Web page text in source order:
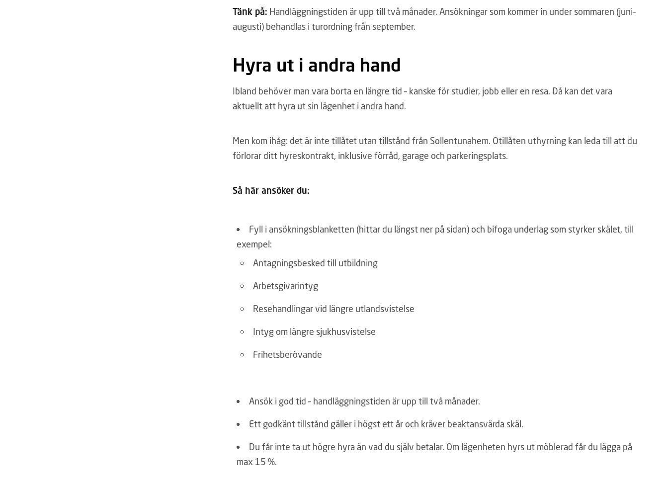
Tänk på: Handläggningstiden är upp till två månader. Ansökningar som kommer in under sommaren (juni–
augusti) behandlas i turordning från september.
Hyra ut i andra hand
Ibland behöver man vara borta en längre tid – kanske för studier, jobb eller en resa. Då kan det vara
aktuellt att hyra ut sin lägenhet i andra hand.
Men kom ihåg: det är inte tillåtet utan tillstånd från Sollentunahem. Otillåten uthyrning kan leda till att du
förlorar ditt hyreskontrakt, inklusive förråd, garage och parkeringsplats.
Så här ansöker du:
Fyll i ansökningsblanketten (hittar du längst ner på sidan) och bifoga underlag som styrker skälet, till
exempel:
Antagningsbesked till utbildning
Arbetsgivarintyg
Resehandlingar vid längre utlandsvistelse
Intyg om längre sjukhusvistelse
Frihetsberövande
Ansök i god tid – handläggningstiden är upp till två månader.
Ett godkänt tillstånd gäller i högst ett år och kräver beaktansvärda skäl.
Du får inte ta ut högre hyra än vad du själv betalar. Om lägenheten hyrs ut möblerad får du lägga på
max 15 %.